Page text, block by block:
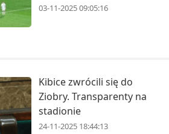
03-11-2025 09:05:16
Kibice zwrócili się do
Ziobry. Transparenty na
stadionie
24-11-2025 18:44:13